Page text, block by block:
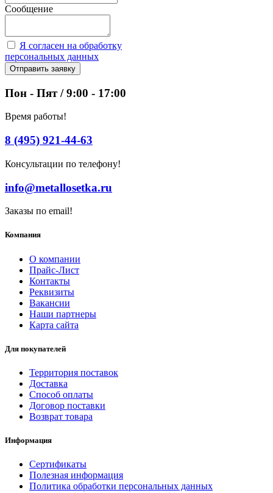
Сообщение
Я согласен на обработку
персональных данных
Отправить заявку
Пон - Пят / 9:00 - 17:00
Время работы!
8 (495) 921-44-63
Консультации по телефону!
info@metallosetka.ru
Заказы по email!
Компания
О компании
Прайс-Лист
Контакты
Реквизиты
Вакансии
Наши партнеры
Карта сайта
Для покупателей
Территория поставок
Доставка
Способ оплаты
Договор поставки
Возврат товара
Информация
Сертификаты
Полезная информация
Политика обработки персональных данных